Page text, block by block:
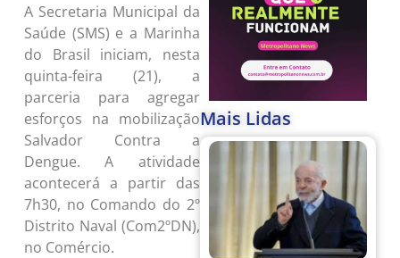
A Secretaria Municipal da
Saúde (SMS) e a Marinha
do Brasil iniciam, nesta
quinta-feira (21), a
parceria para agregar
esforços na mobilização
Salvador Contra a
Dengue. A atividade
acontecerá a partir das
7h30, no Comando do 2º
Distrito Naval (Com2ºDN),
no Comércio.
Mais Lidas